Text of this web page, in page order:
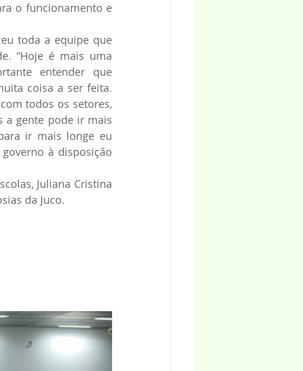
o funcionamento e
toda a equipe que
“Hoje é mais uma
entender que
coisa a ser feita.
todos os setores,
a gente pode ir mais
ir mais longe eu
à disposição
Juliana Cristina
da Juco.